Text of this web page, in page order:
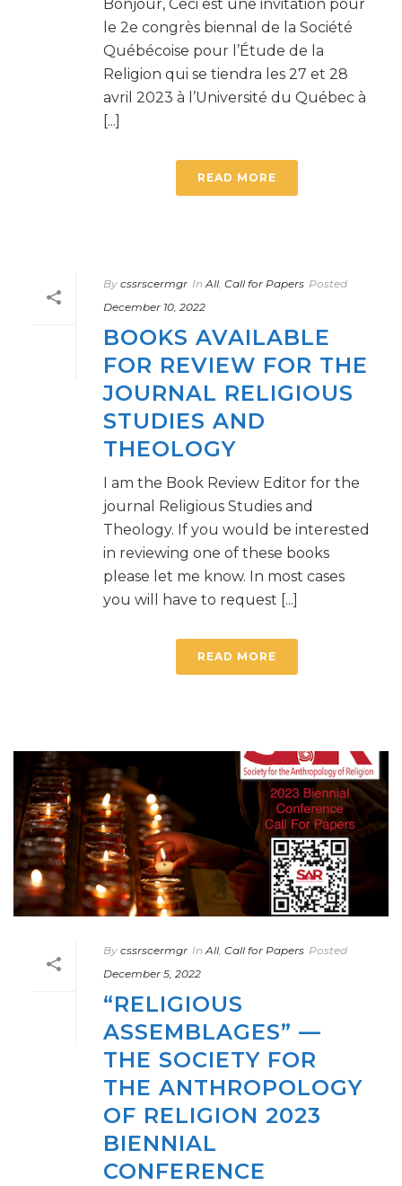
Bonjour, Ceci est une invitation pour
le 2e congrès biennal de la Société
Québécoise pour l’Étude de la
Religion qui se tiendra les 27 et 28
avril 2023 à l’Université du Québec à
[...]
READ MORE
By cssrscermgr In All Call for Papers Posted
December 10, 2022
BOOKS AVAILABLE
FOR REVIEW FOR THE
JOURNAL RELIGIOUS
STUDIES AND
THEOLOGY
I am the Book Review Editor for the
journal Religious Studies and
Theology. If you would be interested
in reviewing one of these books
please let me know. In most cases
you will have to request [...]
READ MORE
By cssrscermgr In All, Call for Papers Posted
December 5, 2022
“RELIGIOUS
ASSEMBLAGES” —
THE SOCIETY FOR
THE ANTHROPOLOGY
OF RELIGION 2023
BIENNIAL
CONFERENCE